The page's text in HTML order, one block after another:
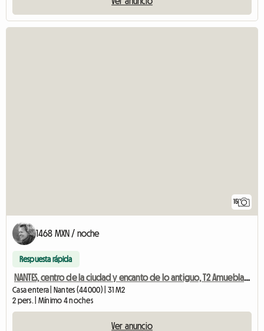
15
1468 MXN / noche
Respuesta rápida
NANTES, centro de la ciudad y encanto de lo antiguo, T2 Amueblado 31m2
Casa entera | Nantes (44000) | 31 M2
2 pers. | Mínimo 4 noches
Ver anuncio